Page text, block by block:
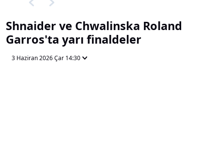
Shnaider ve Chwalinska Roland
Garros'ta yarı finaldeler
3 Haziran 2026 Çar 14:30